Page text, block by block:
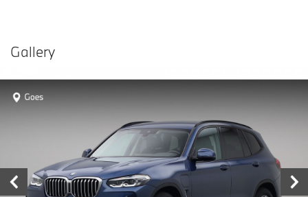
Contact dealer
Prijs € 47.880,-
Gallery